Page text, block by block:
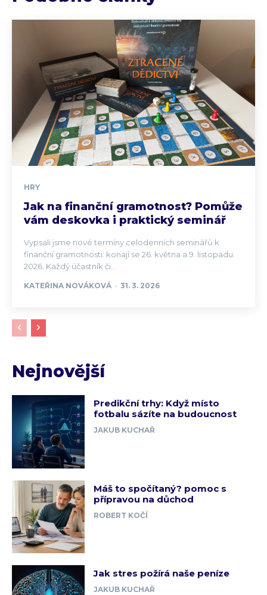
HRY
Jak na finanční gramotnost? Pomůže
vám deskovka i praktický seminář
Vypsali jsme nové termíny celodenních seminářů k
finanční gramotnosti: konají se 26. května a 9. listopadu
2026. Každý účastník či...
KATEŘINA NOVÁKOVÁ - 31. 3. 2026
Nejnovější
Predikční trhy: Když místo
fotbalu sázíte na budoucnost
JAKUB KUCHAŘ
Máš to spočítaný? pomoc s
přípravou na důchod
ROBERT KOČÍ
Jak stres požírá naše peníze
JAKUB KUCHAŘ